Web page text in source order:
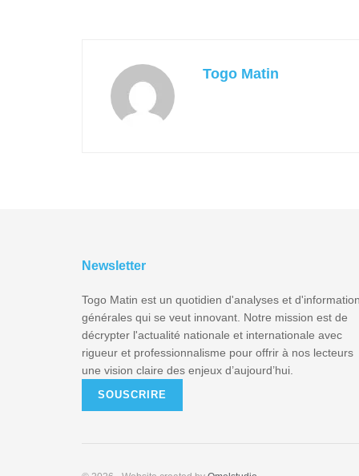
Togo Matin
Newsletter
Togo Matin est un quotidien d'analyses et
générales qui se veut innovant. Notre mission est de
décrypter l'actualité nationale et internationale avec
rigueur et professionnalisme pour offrir à nos lecteurs
une vision claire des enjeux d’aujourd’hui.
SOUSCRIRE